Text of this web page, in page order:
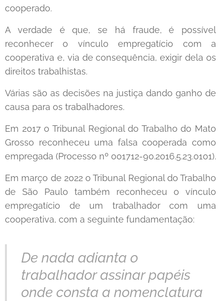
cooperado.
A verdade é que, se há fraude, é possível
reconhecer o vínculo empregatício com a
cooperativa e, via de consequência, exigir dela os
direitos trabalhistas.
Várias são as decisões na justiça dando ganho de
causa para os trabalhadores.
Em 2017 o Tribunal Regional do Trabalho do Mato
Grosso reconheceu uma falsa cooperada como
empregada (Processo nº 001712-90.2016.5.23.0101).
Em março de 2022 o Tribunal Regional do Trabalho
de São Paulo também reconheceu o vínculo
empregatício de um trabalhador com uma
cooperativa, com a seguinte fundamentação:
De nada adianta o
trabalhador assinar papéis
onde consta a nomenclatura